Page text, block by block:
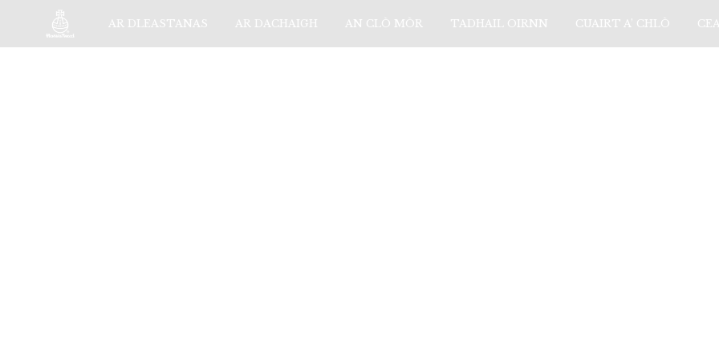
AR DLEASTANAS AR DACHAIGH AN CLÒ MÒR TADHAIL OIRNN CUAIRT A’ CHLÒ